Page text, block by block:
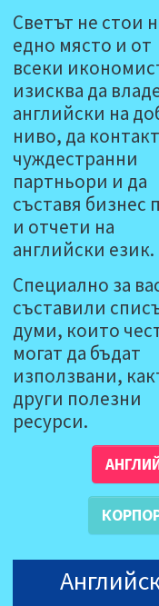
Светът не стои
едно място и от
всеки
изисква да
английски на
ниво, да
чуждестранни
партньори и да
съставя бизнес
и отчети на
английски език.
Специално за
съставили
думи, които
могат да бъдат
използвани,
други полезни
ресурси.